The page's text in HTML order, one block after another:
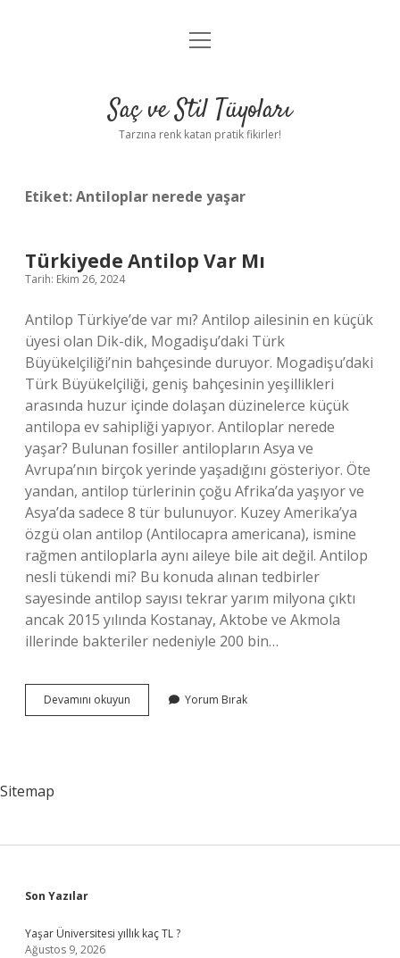
Anasayfa
Yasal Uyarı
menüyü
Saç ve Stil Tüyoları
Tarzına renk katan pratik fikirler!
Etiket:Antiloplar nerede yaşar
Türkiyede Antilop Var Mı
Tarih: Ekim 26, 2024
Antilop Türkiye’de var mı? Antilop ailesinin en küçük
üyesi olan Dik-dik, Mogadişu’daki Türk
Büyükelçiliği’nin bahçesinde duruyor. Mogadişu’daki
Türk Büyükelçiliği, geniş bahçesinin yeşillikleri
arasında huzur içinde dolaşan düzinelerce küçük
antilopa ev sahipliği yapıyor. Antiloplar nerede
yaşar? Bulunan fosiller antilopların Asya ve
Avrupa’nın birçok yerinde yaşadığını gösteriyor. Öte
yandan, antilop türlerinin çoğu Afrika’da yaşıyor ve
Asya’da sadece 8 tür bulunuyor. Kuzey Amerika’ya
özgü olan antilop (Antilocapra americana), ismine
rağmen antiloplarla aynı aileye bile ait değil. Antilop
nesli tükendi mi? Bu konuda alınan tedbirler
sayesinde antilop sayısı tekrar yarım milyona çıktı
ancak 2015 yılında Kostanay, Aktobe ve Akmola
illerinde bakteriler nedeniyle 200 bin…
Devamını okuyun Türkiyede
Antilop
Yorum Bırak
Sitemap
Sidebar
Son Yazılar
Yaşar Üniversitesi yıllık kaç TL ?
Ağustos 9, 2026